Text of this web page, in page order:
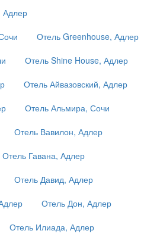
Адлер
Отель Greenhouse, Адлер
Отель Shine House, Адлер
Отель Айвазовский, Адлер
Отель Альмира, Сочи
Отель Вавилон, Адлер
Отель Гавана, Адлер
Отель Давид, Адлер
Отель Дон, Адлер
Отель Илиада, Адлер